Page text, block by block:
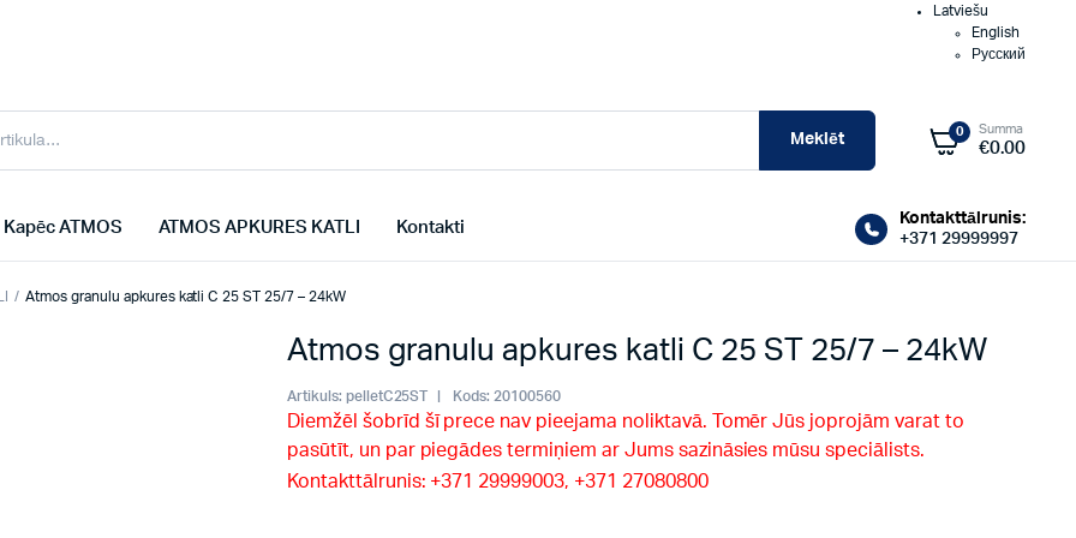
Latviešu
English
Русский
Meklēt 0 Summa
€0.00
Kapēc ATMOS ATMOS APKURES KATLI Kontakti
Kontakttālrunis:
+371 29999997
Atmos granulu apkures katli C 25 ST 25/7 – 24kW
Atmos granulu apkures katli C 25 ST 25/7 – 24kW
Artikuls: pelletC25ST Kods: 20100560
Diemžēl šobrīd šī prece nav pieejama noliktavā. Tomēr Jūs joprojām varat to
pasūtīt, un par piegādes termiņiem ar Jums sazināsies mūsu speciālists.
Kontakttālrunis: +371 29999003, +371 27080800